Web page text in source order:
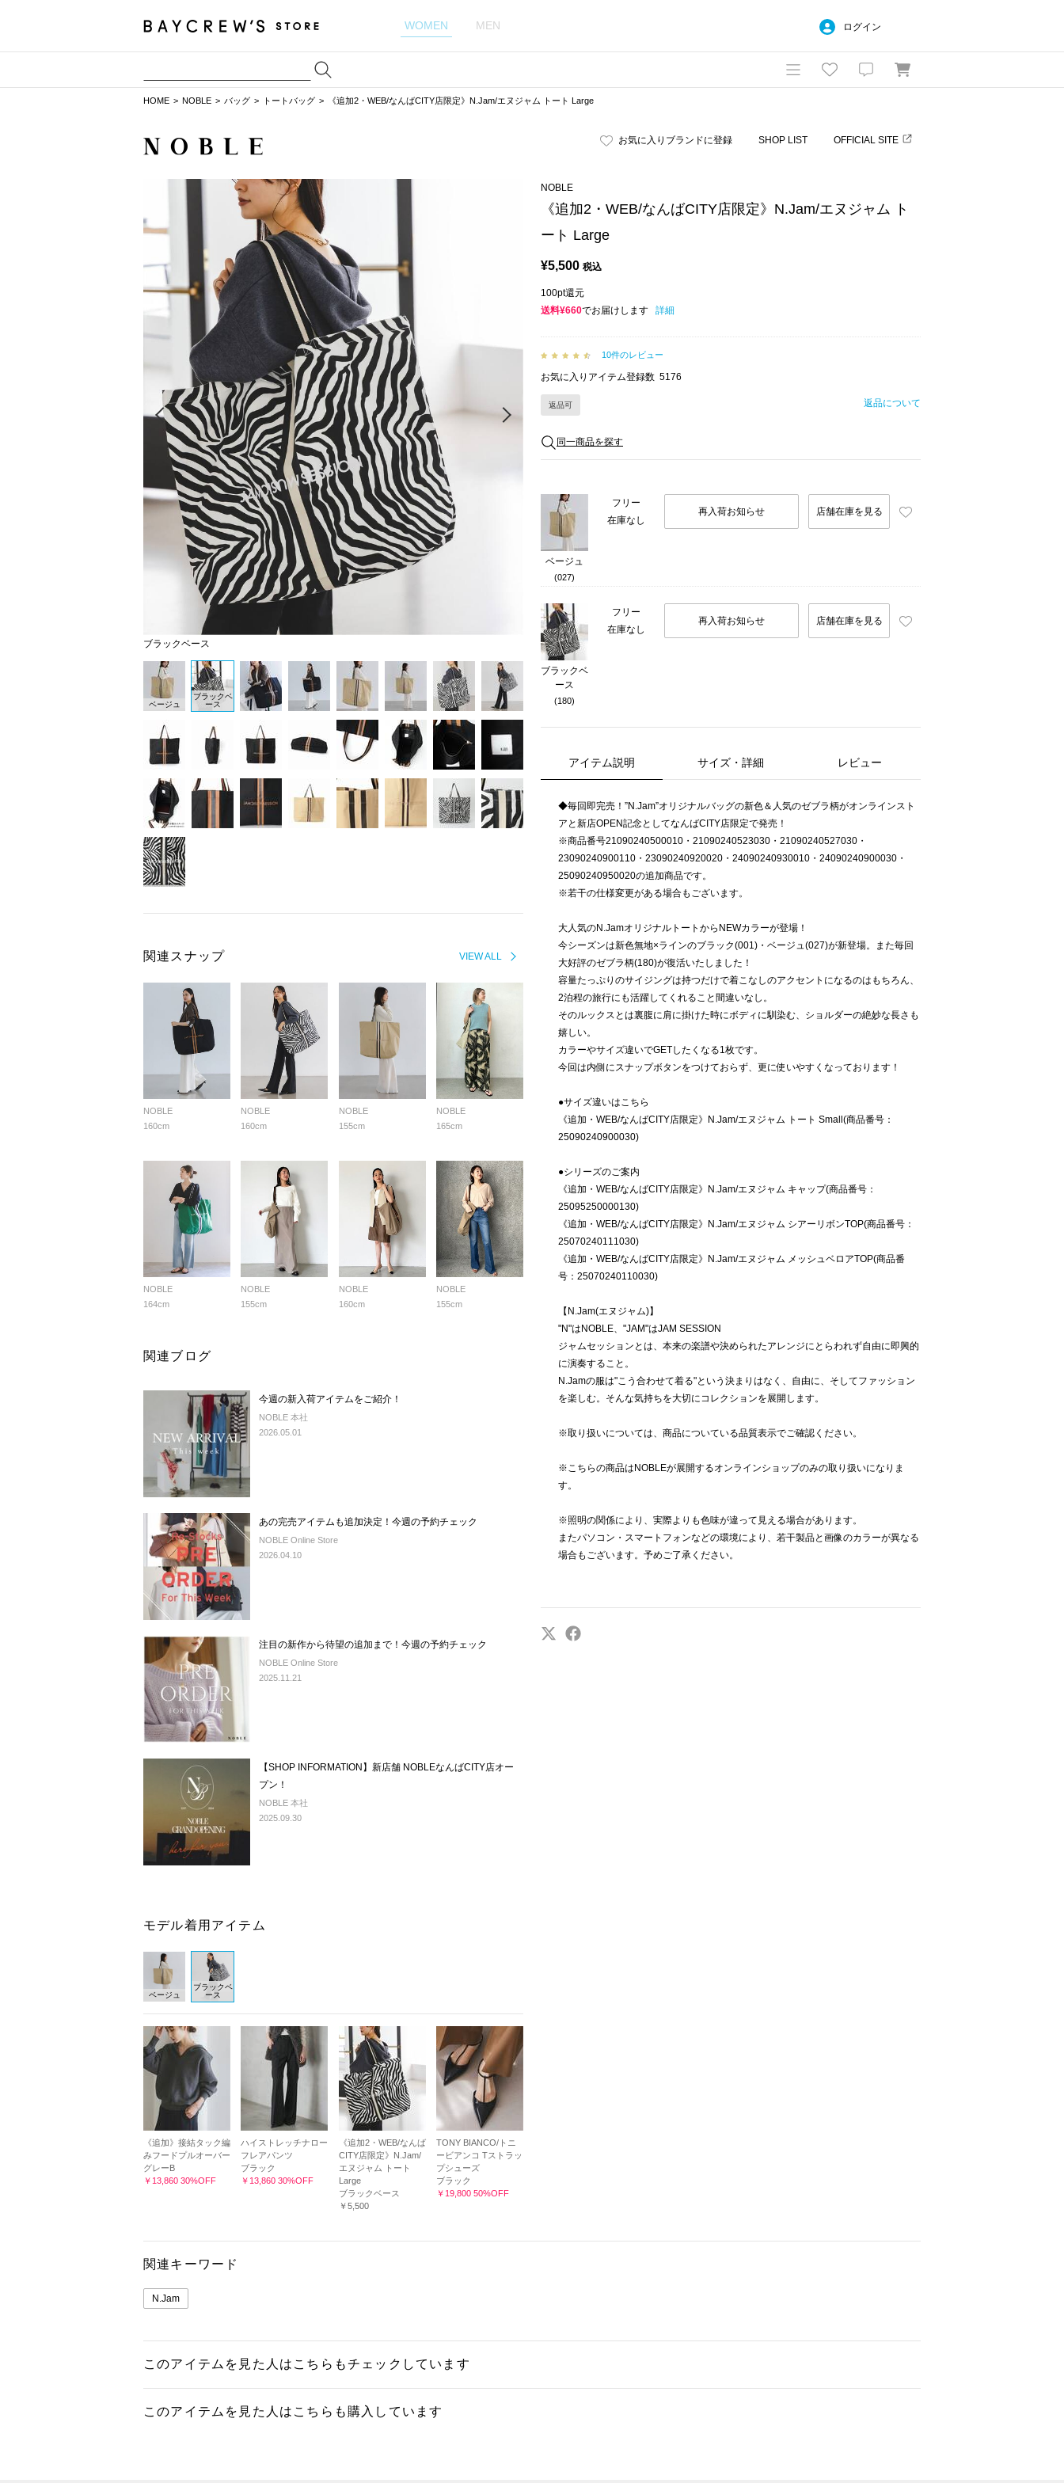
WOMEN MEN ログイン
HOME NOBLE バッグ トートバッグ 《追加2・WEB/なんばCITY店限定》N.Jam/エヌジャム トート Large
お気に入りブランドに登録 SHOP LIST OFFICIAL SITE
ブラックベース
Prev
ベージュ
ブラックベ
ース
VIEW ALL
関連スナップ
NOBLE
160cm
NOBLE
160cm
NOBLE
155cm
NOBLE
165cm
NOBLE
164cm
NOBLE
155cm
NOBLE
160cm
NOBLE
155cm
関連ブログ
今週の新入荷アイテムをご紹介！
NOBLE 本社
2026.05.01
あの完売アイテムも追加決定！今週の予約チェック
NOBLE Online Store
2026.04.10
注目の新作から待望の追加まで！今週の予約チェック
NOBLE Online Store
2025.11.21
【SHOP INFORMATION】新店舗 NOBLEなんばCITY店オー
プン！
NOBLE 本社
2025.09.30
モデル着用アイテム
ベージュ
ブラックベ
ース
《追加》接結タック編
みフードプルオーバー
グレーB
￥13,860 30%OFF
ハイストレッチナロー
フレアパンツ
ブラック
￥13,860 30%OFF
《追加2・WEB/なんば
CITY店限定》N.Jam/
エヌジャム トート
Large
ブラックベース
￥5,500
TONY BIANCO/トニ
ービアンコ Tストラッ
プシューズ
ブラック
￥19,800 50%OFF
NOBLE
《追加2・WEB/なんばCITY店限定》N.Jam/エヌジャム ト
ート Large
¥5,500 税込
100pt還元
送料¥660でお届けします 詳細
10件のレビュー
お気に入りアイテム登録数 5176
返品可 返品について
同一商品を探す
ベージュ
(027)
フリー
在庫なし
再入荷お知らせ 店舗在庫を見る
ブラックベ
ース
(180)
フリー
在庫なし
再入荷お知らせ 店舗在庫を見る
アイテム説明 サイズ・詳細 レビュー
◆毎回即完売！”N.Jam”オリジナルバッグの新色＆人気のゼブラ柄がオンラインスト
アと新店OPEN記念としてなんばCITY店限定で発売！
※商品番号21090240500010・21090240523030・21090240527030・
23090240900110・23090240920020・24090240930010・24090240900030・
25090240950020の追加商品です。
※若干の仕様変更がある場合もございます。
大人気のN.JamオリジナルトートからNEWカラーが登場！
今シーズンは新色無地×ラインのブラック(001)・ベージュ(027)が新登場。また毎回
大好評のゼブラ柄(180)が復活いたしました！
容量たっぷりのサイジングは持つだけで着こなしのアクセントになるのはもちろん、
2泊程の旅行にも活躍してくれること間違いなし。
そのルックスとは裏腹に肩に掛けた時にボディに馴染む、ショルダーの絶妙な長さも
嬉しい。
カラーやサイズ違いでGETしたくなる1枚です。
今回は内側にスナップボタンをつけておらず、更に使いやすくなっております！
●サイズ違いはこちら
《追加・WEB/なんばCITY店限定》N.Jam/エヌジャム トート Small(商品番号：
25090240900030)
●シリーズのご案内
《追加・WEB/なんばCITY店限定》N.Jam/エヌジャム キャップ(商品番号：
25095250000130)
《追加・WEB/なんばCITY店限定》N.Jam/エヌジャム シアーリボンTOP(商品番号：
25070240111030)
《追加・WEB/なんばCITY店限定》N.Jam/エヌジャム メッシュベロアTOP(商品番
号：25070240110030)
【N.Jam(エヌジャム)】
"N"はNOBLE、"JAM"はJAM SESSION
ジャムセッションとは、本来の楽譜や決められたアレンジにとらわれず自由に即興的
に演奏すること。
N.Jamの服は"こう合わせて着る"という決まりはなく、自由に、そしてファッション
を楽しむ。そんな気持ちを大切にコレクションを展開します。
※取り扱いについては、商品についている品質表示でご確認ください。
※こちらの商品はNOBLEが展開するオンラインショップのみの取り扱いになりま
す。
※照明の関係により、実際よりも色味が違って見える場合があります。
またパソコン・スマートフォンなどの環境により、若干製品と画像のカラーが異なる
場合もございます。予めご了承ください。
関連キーワード
N.Jam
このアイテムを見た人はこちらもチェックしています
このアイテムを見た人はこちらも購入しています